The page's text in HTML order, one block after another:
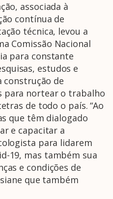
associada à
contínua de
técnica, levou a
Comissão Nacional
para constante
estudos e
construção de
para nortear o trabalho
de todo o país. “Ao
que têm dialogado
e capacitar a
para lidarem
19, mas também sua
e condições de
que também